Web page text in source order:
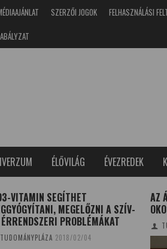
SZERZŐI JOGOK
FELHASZNÁLÁSI
ÉLŐVILÁG ÉVEZREDEK
VITAMIN SEGÍTHET
MEGELŐZNI A SZÍV-
PROBLÉMÁKAT
TUDOMÁNYPLÁZA 2018/02/04
AZ